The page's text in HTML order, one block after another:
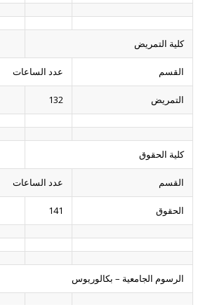
كلية التمريض
القسم عدد الساعات
التمريض 132
كلية الحقوق
القسم عدد الساعات
الحقوق 141
الرسوم الجامعية – بكالوريوس